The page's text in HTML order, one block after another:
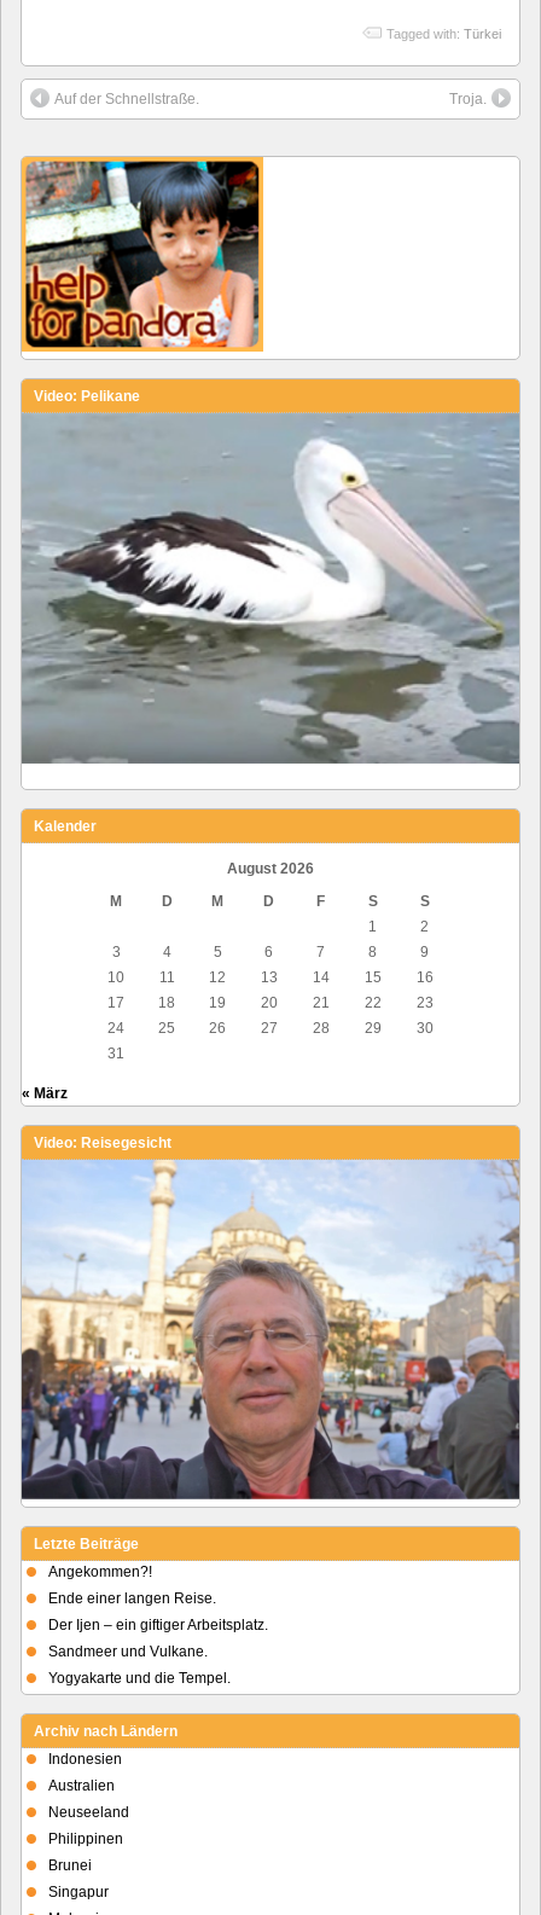
Tagged with: Türkei
Auf der Schnellstraße. Troja.
Video: Pelikane
Kalender
August 2026
M
D M D F S
S
1
2
3
4 5 6 7 8
9
10
11 12 13 14 15
16
17
18 19 20 21 22
23
24
25 26 27 28 29
30
31
« März
Video: Reisegesicht
Letzte Beiträge
Angekommen?!
Ende einer langen Reise.
Der Ijen – ein giftiger Arbeitsplatz.
Sandmeer und Vulkane.
Yogyakarte und die Tempel.
Archiv nach Ländern
Indonesien
Australien
Neuseeland
Philippinen
Brunei
Singapur